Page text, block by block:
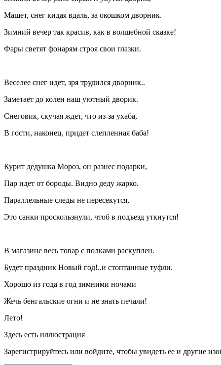
Машет, снег кидая вдаль, за окошком дворник.
Зимний вечер так красив, как в волшебной сказке!
Фары светят фонарям строя свои глазки.
Веселее снег идет, зря трудился дворник..
Заметает до колен наш уютный дворик.
Снеговик, скучая ждет, что из-за ухаба,
В гости, наконец, придет слепленная баба!
Курит дедушка Мороз, он разнес подарки,
Пар идет от бороды. Видно деду жарко.
Параллельные следы не пересекутся,
Это санки проскользнули, чтоб в подъезд уткнутся!
В магазине весь товар с полками раскуплен.
Будет праздник Новый год!..и стоптанные туфли.
Хорошо из года в год зимними ночами
Жечь бенгальские огни и не знать печали!
Лето!
Здесь есть иллюстрация
Зарегистрируйтесь или войдите, чтобы увидеть ее и другие